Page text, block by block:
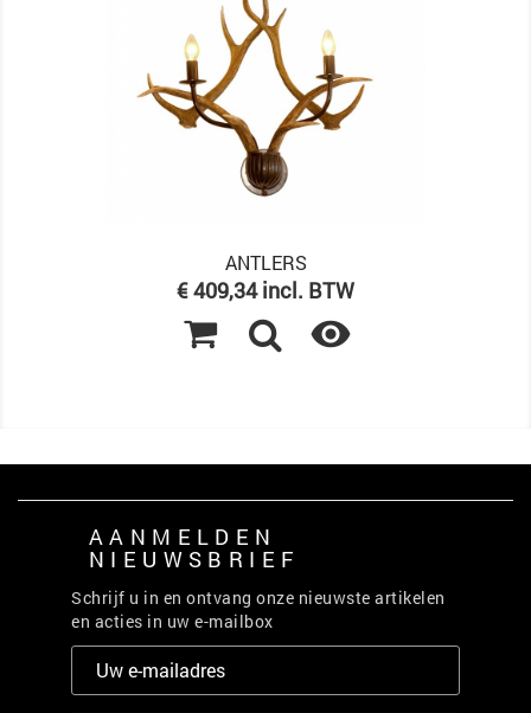
ANTLERS
Prijs
€ 409,34 incl. BTW

AANMELDEN
NIEUWSBRIEF
Schrijf u in en ontvang onze nieuwste artikelen
en acties in uw e-mailbox